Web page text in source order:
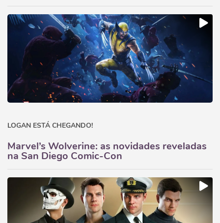
LOGAN ESTÁ CHEGANDO!
Marvel’s Wolverine: as novidades reveladas
na San Diego Comic-Con